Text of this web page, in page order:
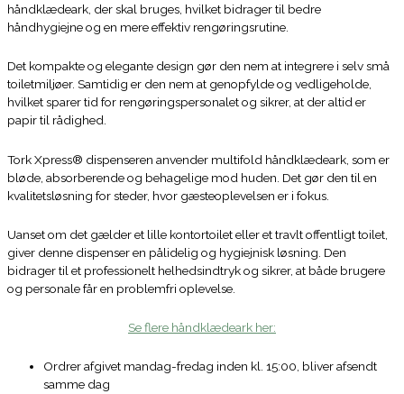
håndklædeark, der skal bruges, hvilket bidrager til bedre
håndhygiejne og en mere effektiv rengøringsrutine.
Det kompakte og elegante design gør den nem at integrere i selv små
toiletmiljøer. Samtidig er den nem at genopfylde og vedligeholde,
hvilket sparer tid for rengøringspersonalet og sikrer, at der altid er
papir til rådighed.
Tork Xpress® dispenseren anvender multifold håndklædeark, som er
bløde, absorberende og behagelige mod huden. Det gør den til en
kvalitetsløsning for steder, hvor gæsteoplevelsen er i fokus.
Uanset om det gælder et lille kontortoilet eller et travlt offentligt toilet,
giver denne dispenser en pålidelig og hygiejnisk løsning. Den
bidrager til et professionelt helhedsindtryk og sikrer, at både brugere
og personale får en problemfri oplevelse.
Se flere håndklædeark her:
Ordrer afgivet mandag-fredag inden kl. 15:00, bliver afsendt
samme dag